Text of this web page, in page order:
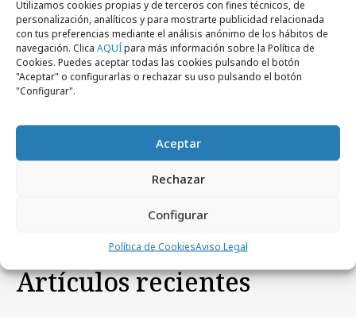
Utilizamos cookies propias y de terceros con fines técnicos, de
personalización, analíticos y para mostrarte publicidad relacionada
con tus preferencias mediante el análisis anónimo de los hábitos de
navegación. Clica AQUÍpara más información sobre la Política de
Cookies. Puedes aceptar todas las cookies pulsando el botón
"Aceptar" o configurarlas o rechazar su uso pulsando el botón
"Configurar".
Aceptar
Rechazar
Configurar
Política de CookiesAviso Legal
miércoles, 12 de noviembre 2025
Sanitas lanza la campaña “Lo importante
es vivir de verdad”
Artículos recientes